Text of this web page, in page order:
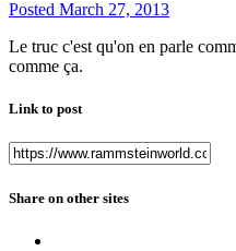
Posted March 27, 2013
Le truc c'est qu'on en parle
comme ça.
Link to post
Share on other sites